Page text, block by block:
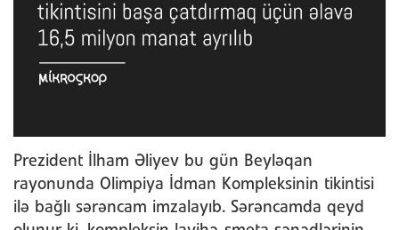
Prezident İlham Əliyev bu gün Beyləqan
rayonunda Olimpiya İdman Kompleksinin tikintisi
ilə bağlı sərəncam imzalayıb. Sərəncamda qeyd